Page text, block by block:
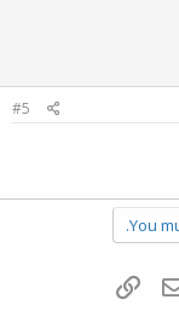
#5
You
דואר אלקטרוני